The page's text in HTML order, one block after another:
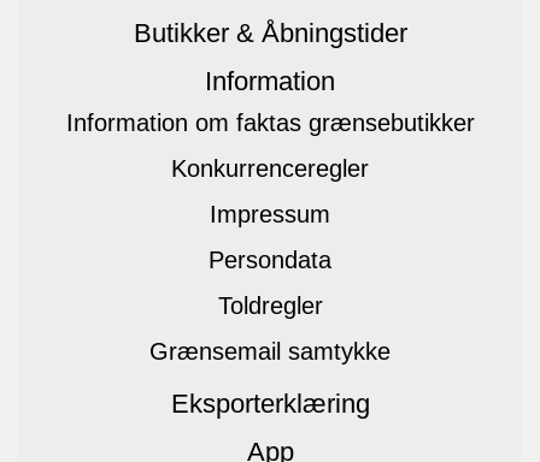
Butikker & Åbningstider
Information
Information om faktas grænsebutikker
Konkurrenceregler
Impressum
Persondata
Toldregler
Grænsemail samtykke
Eksporterklæring
App